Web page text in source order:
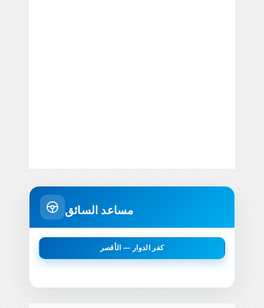
مساعد السائق
كفر الدوار — الأقصر